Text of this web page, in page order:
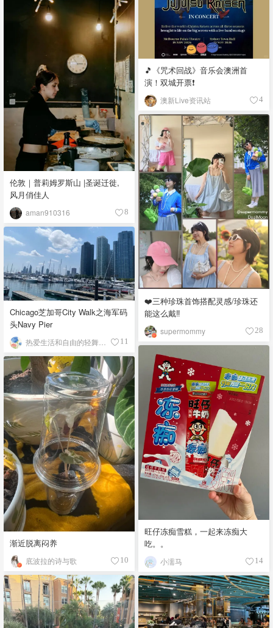
🎵《咒术回战》音乐会澳洲首
演！双城开票❗️
澳新Live资讯站 4
伦敦｜普莉姆罗斯山 |圣诞迁徙,
风月俏佳人
aman910316 8
❤️三种珍珠首饰搭配灵感/珍珠还
能这么戴‼️
supermommy 28
Chicago芝加哥City Walk之海军码
头Navy Pier
11
旺仔冻痴雪糕，一起来冻痴大
吃。。
小濡马 14
渐近脱离闷养
底波拉的诗与歌 10